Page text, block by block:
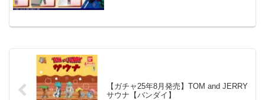
【ガチャ25年8月発売】TOM and JERRY
サウナ【バンダイ】